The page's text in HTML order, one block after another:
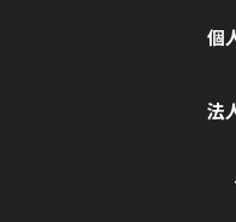
個
法